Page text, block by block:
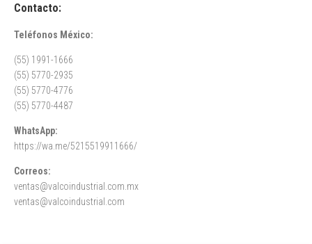
Contacto:
Teléfonos México:
(55) 1991-1666
(55) 5770-2935
(55) 5770-4776
(55) 5770-4487
WhatsApp:
https://wa.me/5215519911666/
Correos:
ventas@valcoindustrial.com.mx
ventas@valcoindustrial.com